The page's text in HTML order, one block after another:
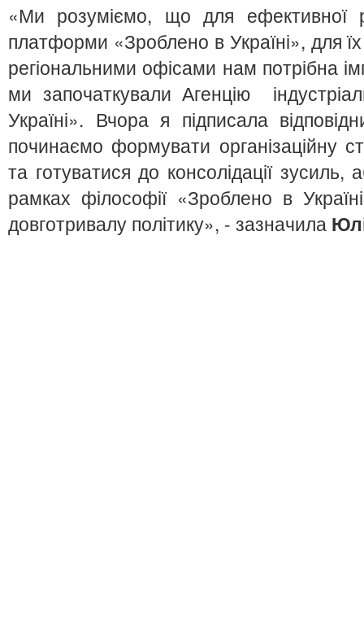
«Ми розуміємо, що для ефективної
платформи «Зроблено в Україні», для
регіональними офісами нам потрібна
ми започаткували Агенцію
Україні». Вчора я підписала
починаємо формувати організаційну
та готуватися до консолідації зусиль,
рамках філософії «Зроблено в
довготривалу політику», - зазначила